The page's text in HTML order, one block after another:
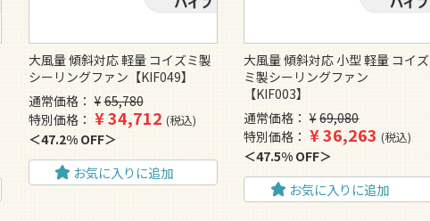
大風量 傾斜対応 軽量 コイズミ製
シーリングファン【KIF049】
通常価格
¥ 65,780
特別価格
¥34,712 税込
47.2% OFF
お気に入りに追加
大風量 傾斜対応 小型 軽量 コイズ
ミ製シーリングファン
【KIF003】
通常価格
¥ 69,080
特別価格
¥36,263 税込
47.5% OFF
お気に入りに追加